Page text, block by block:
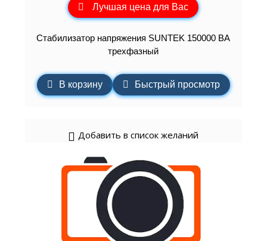
Лучшая цена для Вас
Стабилизатор напряжения SUNTEK 150000 ВА
трехфазный
В корзину Быстрый просмотр
Добавить в список желаний